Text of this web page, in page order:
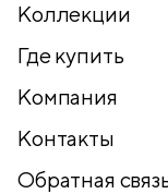
Коллекции
Где купить
Компания
Контакты
Обратная